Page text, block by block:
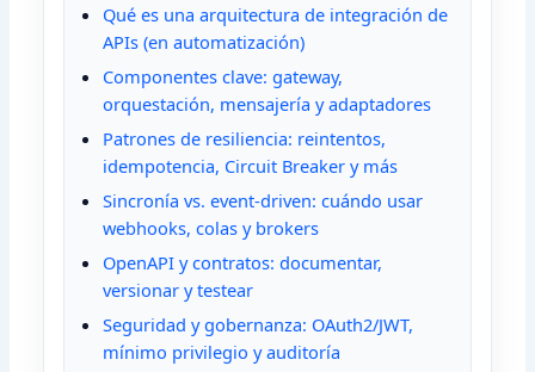
Qué es una arquitectura de integración de
APIs (en automatización)
Componentes clave: gateway,
orquestación, mensajería y adaptadores
Patrones de resiliencia: reintentos,
idempotencia, Circuit Breaker y más
Sincronía vs. event-driven: cuándo usar
webhooks, colas y brokers
OpenAPI y contratos: documentar,
versionar y testear
Seguridad y gobernanza: OAuth2/JWT,
mínimo privilegio y auditoría